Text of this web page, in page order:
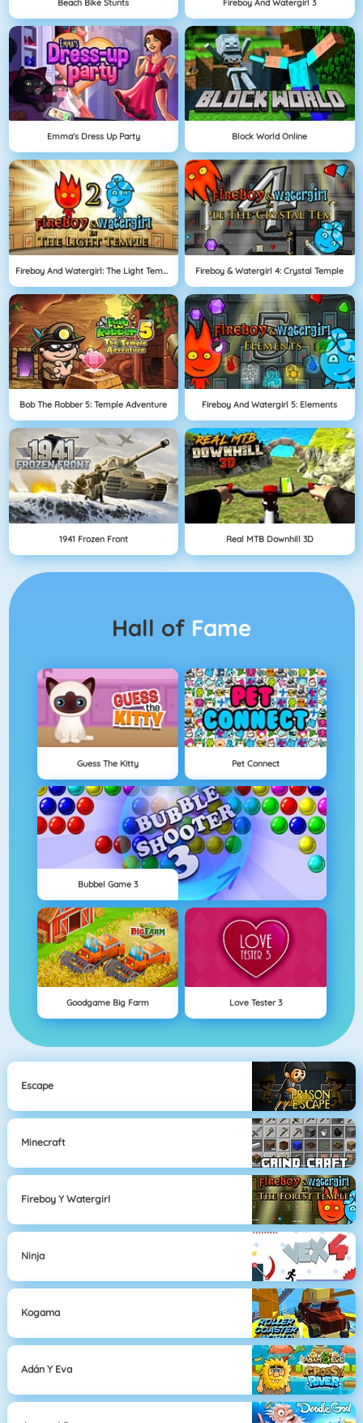
Emma's Dress Up Party Block World Online
Fireboy And Watergirl: The Light Temple Fireboy & Watergirl 4: Crystal Temple
Bob The Robber 5: Temple Adventure Fireboy And Watergirl 5: Elements
1941 Frozen Front Real MTB Downhill 3D
Hall of Fame
Guess The Kitty Pet Connect
Bubbel Game 3
Goodgame Big Farm Love Tester 3
Escape
Minecraft
Fireboy Y Watergirl
Ninja
Kogama
Adán Y Eva